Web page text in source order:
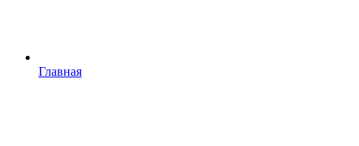
Главная